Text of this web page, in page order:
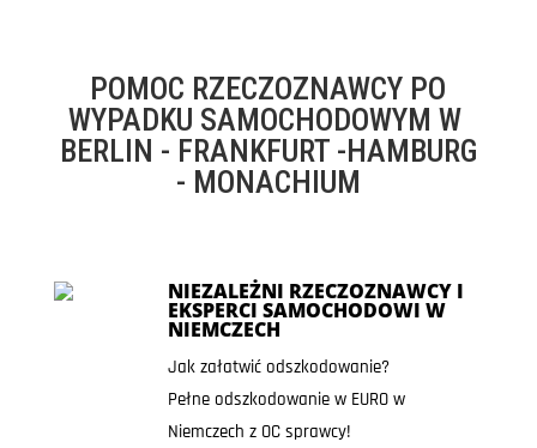
POMOC RZECZOZNAWCY PO
WYPADKU SAMOCHODOWYM W
BERLIN - FRANKFURT -HAMBURG
- MONACHIUM
NIEZALEŻNI RZECZOZNAWCY I
EKSPERCI SAMOCHODOWI W
NIEMCZECH
Jak załatwić odszkodowanie?
Pełne odszkodowanie w EURO w
Niemczech z OC sprawcy!